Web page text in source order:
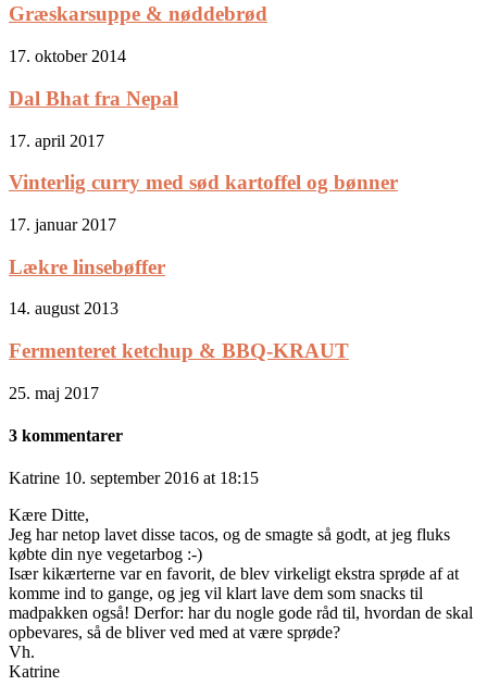
Græskarsuppe & nøddebrød
17. oktober 2014
Dal Bhat fra Nepal
17. april 2017
Vinterlig curry med sød kartoffel og bønner
17. januar 2017
Lækre linsebøffer
14. august 2013
Fermenteret ketchup & BBQ-KRAUT
25. maj 2017
3 kommentarer
Katrine 10. september 2016 at 18:15
Kære Ditte,
Jeg har netop lavet disse tacos, og de smagte så godt, at jeg fluks
købte din nye vegetarbog :-)
Især kikærterne var en favorit, de blev virkeligt ekstra sprøde af at
komme ind to gange, og jeg vil klart lave dem som snacks til
madpakken også! Derfor: har du nogle gode råd til, hvordan de skal
opbevares, så de bliver ved med at være sprøde?
Vh.
Katrine